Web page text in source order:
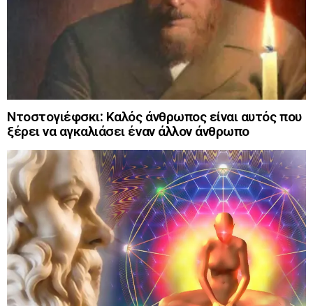
Ντοστογιέφσκι: Καλός άνθρωπος είναι αυτός που
ξέρει να αγκαλιάσει έναν άλλον άνθρωπο